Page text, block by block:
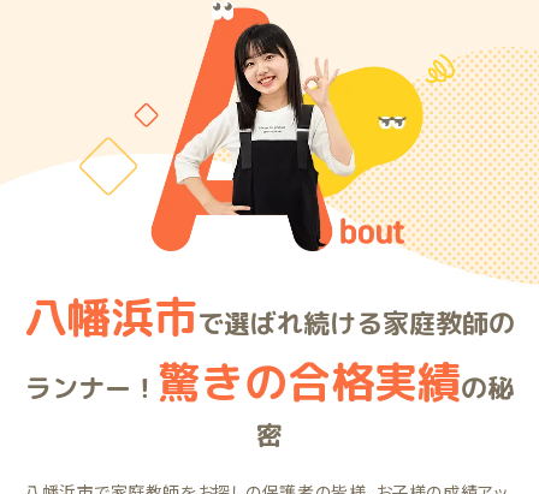
八幡浜市で選ばれ続ける家庭教師の
ランナー！ 驚きの合格実績の秘
密